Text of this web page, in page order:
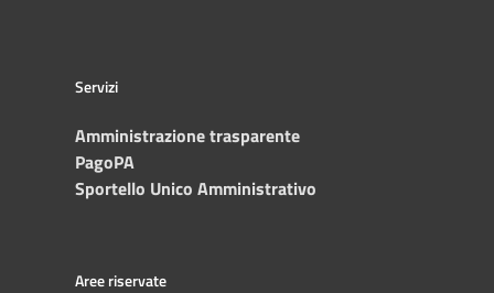
Servizi
Amministrazione trasparente
PagoPA
Sportello Unico Amministrativo
Aree riservate